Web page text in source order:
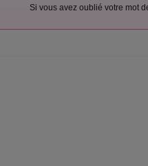
Si vous avez oublié votre mot